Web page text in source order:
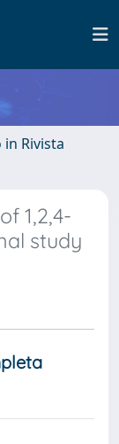
Rivista
1,2,4-
study